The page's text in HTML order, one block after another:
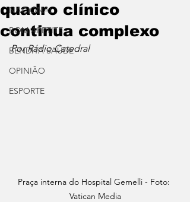
NACIONAL
BOM APETITE
BENDITA SAÚDE
OPINIÃO
ESPORTE
quadro clínico
continua complexo
Por Rádio Catedral
Praça interna do Hospital Gemelli - Foto:
Vatican Media